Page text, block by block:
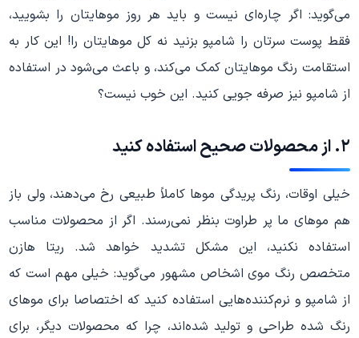
می‌گوید: اگر چاره‌ای نیست و باید هر روز موهایتان را بشویید،
فقط پوست سرتان را شامپو بزنید نه کل موهایتان را! این کار به
استقامت رنگ موهایتان کمک می‌کند، و باعث می‌شود در استفاده
از شامپو نیز صرفه جویی کنید. این خوب نیست؟
۲. از محصولات صحیح استفاده کنید
خیلی اوقات، رنگ پریدگی موها کاملاً طبیعی رخ می‌دهند، ولی باز
هم موهای ما پر طراوت بنظر نمی‌رسند. اگر از محصولات مناسب
استفاده نکنید، این مشکل تشدید خواهد شد. ریتا هازن
متخصص رنگ موی اشخاص مشهور می‌گوید: خیلی مهم است که
از شامپو و نرم‌کننده‌هایی استفاده کنید که اختصاصا برای موهای
رنگ شده طراحی و تولید شده‌اند، چرا که محصولات دیگر، برای